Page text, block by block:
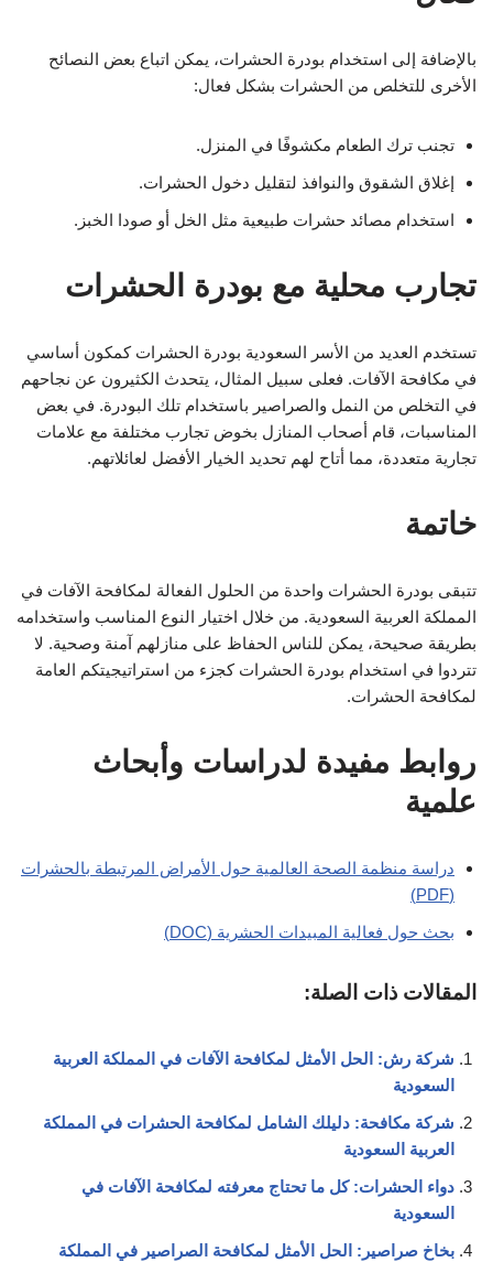
بالإضافة إلى استخدام بودرة الحشرات، يمكن اتباع بعض النصائح
الأخرى للتخلص من الحشرات بشكل فعال:
تجنب ترك الطعام مكشوفًا في المنزل.
إغلاق الشقوق والنوافذ لتقليل دخول الحشرات.
استخدام مصائد حشرات طبيعية مثل الخل أو صودا الخبز.
تجارب محلية مع بودرة الحشرات
تستخدم العديد من الأسر السعودية بودرة الحشرات كمكون أساسي
في مكافحة الآفات. فعلى سبيل المثال، يتحدث الكثيرون عن نجاحهم
في التخلص من النمل والصراصير باستخدام تلك البودرة. في بعض
المناسبات، قام أصحاب المنازل بخوض تجارب مختلفة مع علامات
تجارية متعددة، مما أتاح لهم تحديد الخيار الأفضل لعائلاتهم.
خاتمة
تتبقى بودرة الحشرات واحدة من الحلول الفعالة لمكافحة الآفات في
المملكة العربية السعودية. من خلال اختيار النوع المناسب واستخدامه
بطريقة صحيحة، يمكن للناس الحفاظ على منازلهم آمنة وصحية. لا
تتردوا في استخدام بودرة الحشرات كجزء من استراتيجيتكم العامة
لمكافحة الحشرات.
روابط مفيدة لدراسات وأبحاث
علمية
دراسة منظمة الصحة العالمية حول الأمراض المرتبطة بالحشرات
(PDF)
بحث حول فعالية المبيدات الحشرية (DOC)
المقالات ذات الصلة:
شركة رش: الحل الأمثل لمكافحة الآفات في المملكة العربية
السعودية
شركة مكافحة: دليلك الشامل لمكافحة الحشرات في المملكة
العربية السعودية
دواء الحشرات: كل ما تحتاج معرفته لمكافحة الآفات في
السعودية
بخاخ صراصير: الحل الأمثل لمكافحة الصراصير في المملكة